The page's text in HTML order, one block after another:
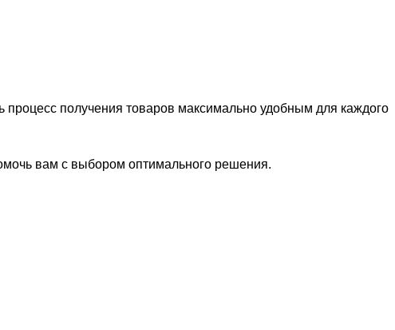
получения товаров максимально удобным для каждого
вам с выбором оптимального решения.